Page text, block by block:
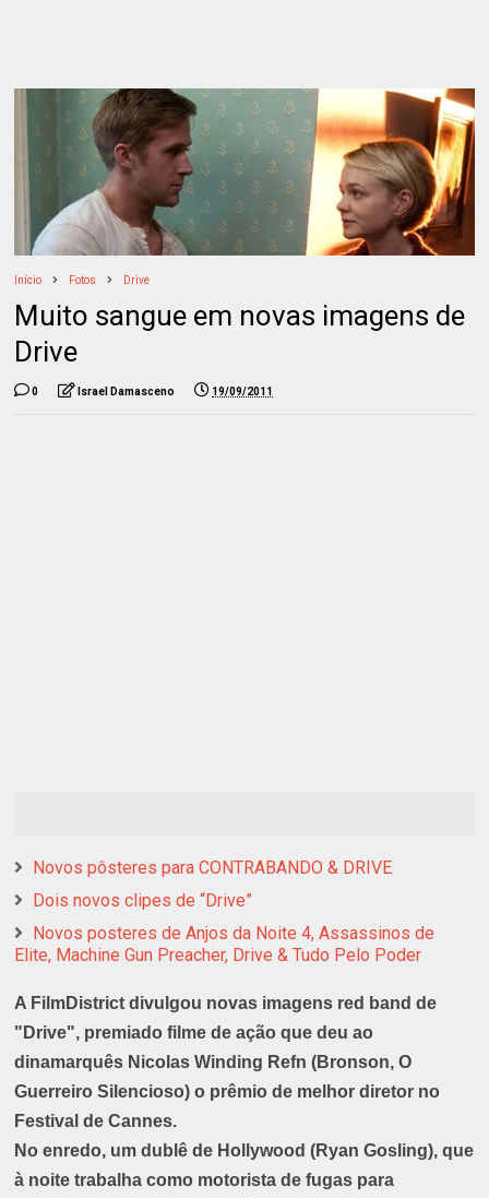
Início Fotos Drive
Muito sangue em novas imagens de
Drive
0 Israel Damasceno 19/09/2011
Novos pôsteres para CONTRABANDO & DRIVE
Dois novos clipes de “Drive”
Novos posteres de Anjos da Noite 4, Assassinos de
Elite, Machine Gun Preacher, Drive & Tudo Pelo Poder
A FilmDistrict divulgou novas imagens red band de
"Drive", premiado filme de ação que deu ao
dinamarquês Nicolas Winding Refn (Bronson, O
Guerreiro Silencioso) o prêmio de melhor diretor no
Festival de Cannes.
No enredo, um dublê de Hollywood (Ryan Gosling), que
à noite trabalha como motorista de fugas para